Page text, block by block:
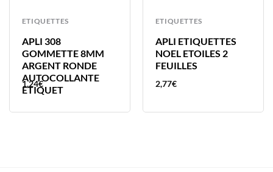
ETIQUETTES
APLI 308
GOMMETTE 8MM
ARGENT RONDE
AUTOCOLLANTE
ETIQUET
1,24€
ETIQUETTES
APLI ETIQUETTES
NOEL ETOILES 2
FEUILLES
2,77€